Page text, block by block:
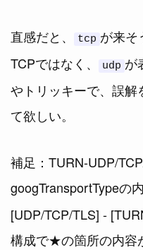
直感だと、 tcp が来そ
TCPではなく、
udp が
やトリッキーで、誤解
て欲しい。
補足：TURN-UDP/
googTransportTypeの
[UDP/TCP/TLS] -
構成で★の箇所の内容